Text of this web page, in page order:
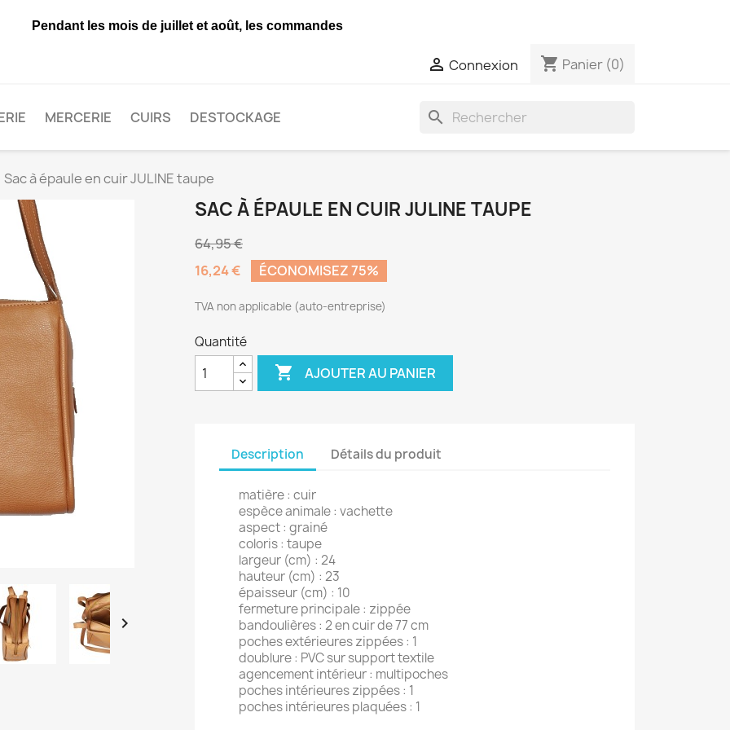
Pendant les mois de juillet et août, les commandes ne seront expédiées qu'une seule fois par semaine
 Connexion shopping_cart Panier (0)
MERCERIE CUIRS DESTOCKAGE search
Sac à épaule en cuir JULINE taupe

SAC À ÉPAULE EN CUIR JULINE TAUPE
64,95 €
16,24 €
ÉCONOMISEZ 75%
TVA non applicable (auto-entreprise)
Quantité
 AJOUTER AU PANIER
Description Détails du produit
matière : cuir
espèce animale : vachette
aspect : grainé
coloris : taupe
largeur (cm) : 24
hauteur (cm) : 23
épaisseur (cm) : 10
fermeture principale : zippée
bandoulières : 2 en cuir de 77 cm
poches extérieures zippées : 1
doublure : PVC sur support textile
agencement intérieur : multipoches
poches intérieures zippées : 1
poches intérieures plaquées : 1